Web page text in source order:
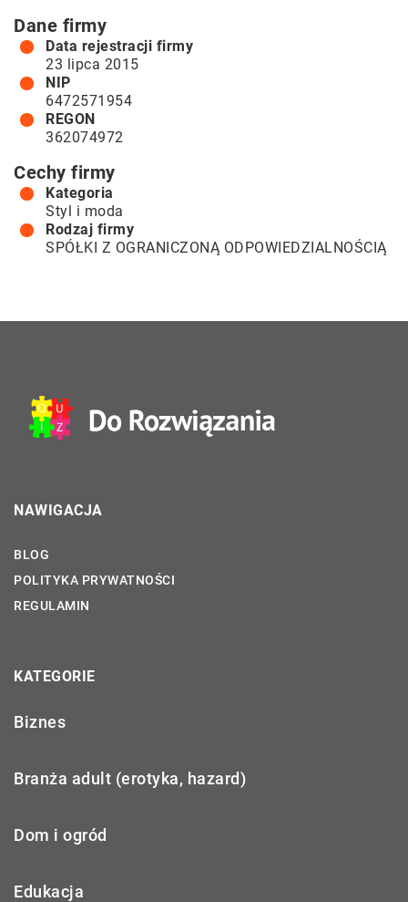
Dane firmy
Data rejestracji firmy
23 lipca 2015
NIP
6472571954
REGON
362074972
Cechy firmy
Kategoria
Styl i moda
Rodzaj firmy
SPÓŁKI Z OGRANICZONĄ ODPOWIEDZIALNOŚCIĄ
NAWIGACJA
BLOG
POLITYKA PRYWATNOŚCI
REGULAMIN
KATEGORIE
Biznes
Branża adult (erotyka, hazard)
Dom i ogród
Edukacja